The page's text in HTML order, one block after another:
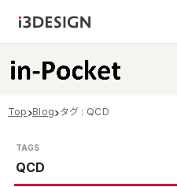
Top Blog タグ : QCD
QCD